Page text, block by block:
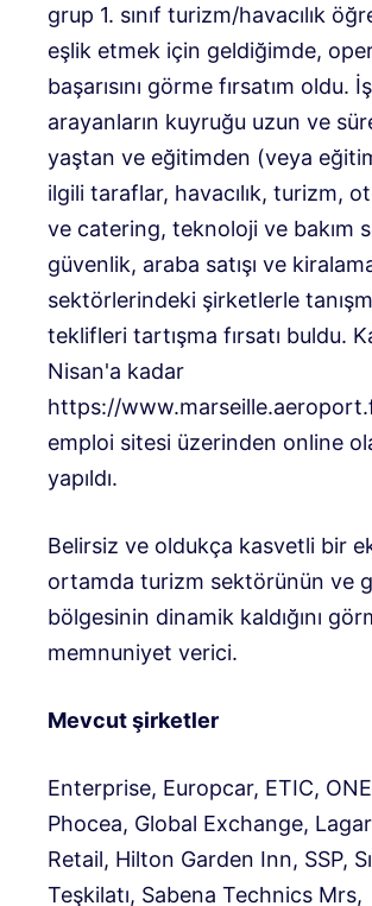
grup 1. sınıf turizm/havacılık
eşlik etmek için geldiğimde,
başarısını görme fırsatım oldu. İş
arayanların kuyruğu uzun ve
yaştan ve eğitimden (veya
ilgili taraflar, havacılık, turizm,
ve catering, teknoloji ve bakım
güvenlik, araba satışı ve
sektörlerindeki şirketlerle
teklifleri tartışma fırsatı buldu.
Nisan'a kadar
https://
emploi sitesi üzerinden online
yapıldı.
Belirsiz ve oldukça kasvetli bir
ortamda turizm sektörünün ve
bölgesinin dinamik kaldığını
memnuniyet verici.
Mevcut şirketler
Enterprise, Europcar, ETIC,
Phocea, Global Exchange,
Retail, Hilton Garden Inn, SSP,
Teşkilatı, Sabena Technics Mrs,